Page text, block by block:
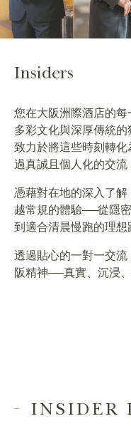
Insiders
您在大阪洲際酒店的
多彩文化與深厚傳統
致力於將這些時刻轉
過真誠且個人化的交流
憑藉對在地的深入了
越常規的體驗──從隱
到適合清晨慢跑的理想
透過貼心的一對一交
阪精神──真實、沉浸、
INSIDER